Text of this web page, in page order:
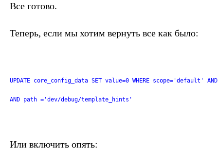
Все готово.
Теперь, если мы хотим вернуть все как было:
UPDATE core_config_data SET value=0 WHERE scope='default'
AND path ='dev/debug/template_hints'
Или включить опять: